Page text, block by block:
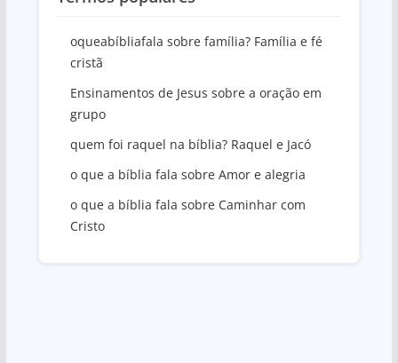
oqueabíbliafala sobre família? Família e fé
cristã
Ensinamentos de Jesus sobre a oração em
grupo
quem foi raquel na bíblia? Raquel e Jacó
o que a bíblia fala sobre Amor e alegria
o que a bíblia fala sobre Caminhar com
Cristo